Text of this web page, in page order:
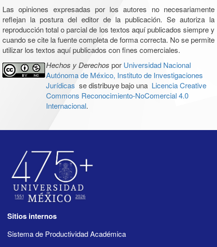
Las opiniones expresadas por los autores no necesariamente
reflejan la postura del editor de la publicación. Se autoriza la
reproducción total o parcial de los textos aquí publicados siempre y
cuando se cite la fuente completa de forma correcta. No se permite
utilizar los textos aquí publicados con fines comerciales.
Hechos y Derechos por Universidad Nacional
Autónoma de México, Instituto de Investigaciones
Jurídicas se distribuye bajo una Licencia Creative
Commons Reconocimiento-NoComercial 4.0
Internacional.
Sitios internos
Sistema de Productividad Académica